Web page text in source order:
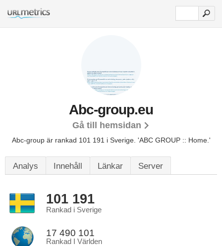
Abc-group.eu
Gå till hemsidan
Abc-group är rankad 101 191 i Sverige. 'ABC GROUP :: Home.'
Analys Innehåll Länkar Server
101 191
Rankad i Sverige
17 490 101
Rankad I Världen